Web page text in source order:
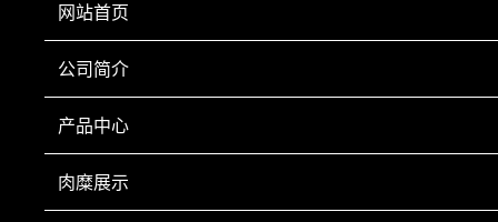
网站首页
公司简介
产品中心
肉糜展示